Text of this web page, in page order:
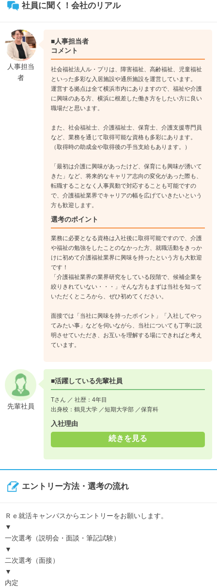
間のOJT研修をおこない、業務に合わせた個別の研修にも参加
《入社3年目》
所属部門のユニットリーダーなど、マネジメントポジションに
進むことも可能です。施設内の業務だけでなく、児童相談所や
学校など外部との折衝業務などにも関わる機会が増えていきま
す。
社員に聞く！会社のリアル
人事担当
者
■人事担当者
コメント
社会福祉法人ル・プリは、障害福祉、高齢福祉、児童福祉
といった多彩な入居施設や通所施設を運営しています。
運営する拠点は全て横浜市内にありますので、福祉や介護
に興味のある方、横浜に根差した働き方をしたい方に良い
職場だと思います。
また、社会福祉士、介護福祉士、保育士、介護支援専門員
など、業務を通じて取得可能な資格も多彩にあります。
（取得時の助成金や取得後の手当支給もあります。）
「最初は介護に興味があったけど、保育にも興味が湧いて
きた」など、将来的なキャリア志向の変化があった際も、
転職することなく人事異動で対応することも可能ですの
で、介護福祉業界でキャリアの幅を広げていきたいという
方も歓迎します。
選考のポイント
業務に必要となる資格は入社後に取得可能ですので、介護
や福祉の勉強をしたことのなかった方、就職活動をきっか
けに初めて介護福祉業界に興味を持ったという方も大歓迎
です！
「介護福祉業界の業界研究をしている段階で、候補企業を
絞りきれていない・・・」そんな方もまずは当社を知って
いただくところから、ぜひ初めてください。
面接では「当社に興味を持ったポイント」「入社してやっ
てみたい事」などを伺いながら、当社についても丁寧に説
明させていただき、お互いを理解する場にできればと考え
ています。
先輩社員
■活躍している先輩社員
Tさん ／ 社歴：4年目
出身校：鶴見大学 ／短期大学部 ／保育科
入社理由
続きを見る
エントリー方法・選考の流れ
Ｒｅ就活キャンパスからエントリーをお願いします。
▼
一次選考（説明会・面談・筆記試験）
▼
二次選考（面接）
▼
内定